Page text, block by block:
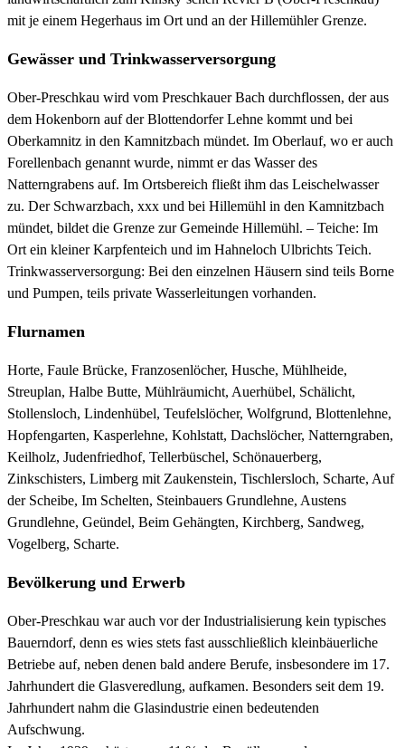
mit je einem Hegerhaus im Ort und an der Hillemühler Grenze.
Gewässer und Trinkwasserversorgung
Ober-Preschkau wird vom Preschkauer Bach durchflossen, der aus
dem Hokenborn auf der Blottendorfer Lehne kommt und bei
Oberkamnitz in den Kamnitzbach mündet. Im Oberlauf, wo er auch
Forellenbach genannt wurde, nimmt er das Wasser des
Natterngrabens auf. Im Ortsbereich fließt ihm das Leischelwasser
zu. Der Schwarzbach, xxx und bei Hillemühl in den Kamnitzbach
mündet, bildet die Grenze zur Gemeinde Hillemühl. – Teiche: Im
Ort ein kleiner Karpfenteich und im Hahneloch Ulbrichts Teich.
Trinkwasserversorgung: Bei den einzelnen Häusern sind teils Borne
und Pumpen, teils private Wasserleitungen vorhanden.
Flurnamen
Horte, Faule Brücke, Franzosenlöcher, Husche, Mühlheide,
Streuplan, Halbe Butte, Mühlräumicht, Auerhübel, Schälicht,
Stollensloch, Lindenhübel, Teufelslöcher, Wolfgrund, Blottenlehne,
Hopfengarten, Kasperlehne, Kohlstatt, Dachslöcher, Natterngraben,
Keilholz, Judenfriedhof, Tellerbüschel, Schönauerberg,
Zinkschisters, Limberg mit Zaukenstein, Tischlersloch, Scharte, Auf
der Scheibe, Im Schelten, Steinbauers Grundlehne, Austens
Grundlehne, Geündel, Beim Gehängten, Kirchberg, Sandweg,
Vogelberg, Scharte.
Bevölkerung und Erwerb
Ober-Preschkau war auch vor der Industrialisierung kein typisches
Bauerndorf, denn es wies stets fast ausschließlich kleinbäuerliche
Betriebe auf, neben denen bald andere Berufe, insbesondere im 17.
Jahrhundert die Glasveredlung, aufkamen. Besonders seit dem 19.
Jahrhundert nahm die Glasindustrie einen bedeutenden
Aufschwung.